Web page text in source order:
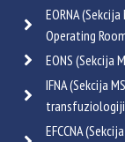
EORNA
Operating
EONS (Sekcija
IFNA (Sekcija
EFCCNA